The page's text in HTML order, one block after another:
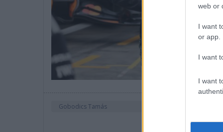
web or
I want
or app.
I want
I want
Gobodics Tamás